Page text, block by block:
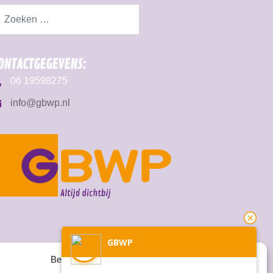
Beheer cookie toestemming
06 19598275
info@gbwp.nl
GBWP